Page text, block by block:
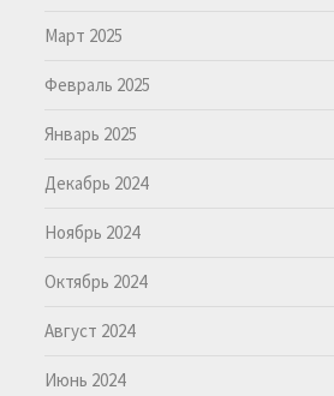
Март 2025
Февраль 2025
Январь 2025
Декабрь 2024
Ноябрь 2024
Октябрь 2024
Август 2024
Июнь 2024